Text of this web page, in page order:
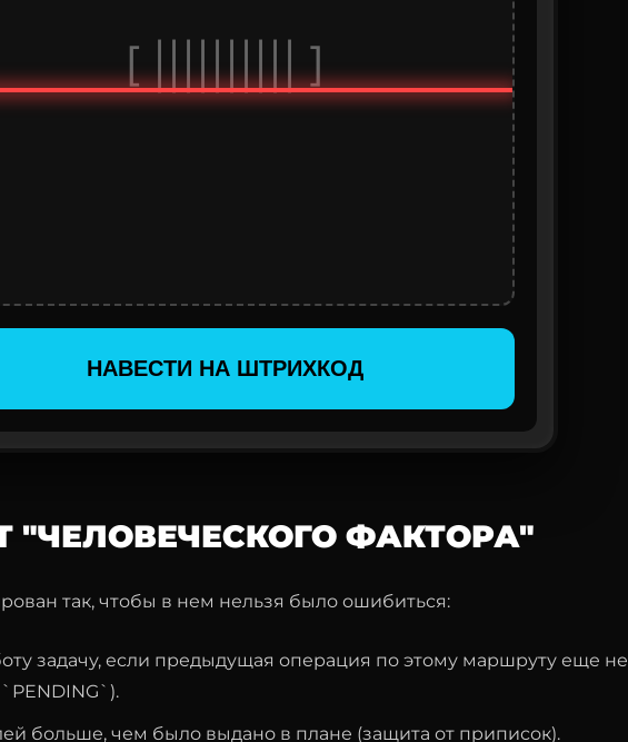
[ |||||||||| ]
НАВЕСТИ НА ШТРИХКОД
"ЧЕЛОВЕЧЕСКОГО ФАКТОРА"
так, чтобы в нем нельзя было ошибиться:
задачу, если предыдущая операция по этому маршруту еще не
больше, чем было выдано в плане (защита от приписок).